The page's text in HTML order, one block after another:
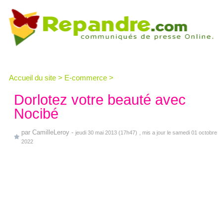
Accueil du site > E-commerce >
Dorlotez votre beauté avec
Nocibé
par CamilleLeroy - jeudi 30 mai 2013 (17h47)
, mis a jour le samedi 01 octobre
2022